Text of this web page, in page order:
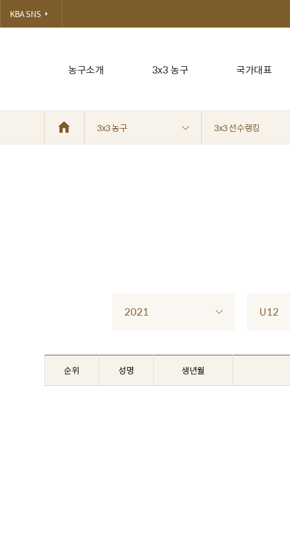
농구소개 3x3 농구 국가대표
KBA SNS
3x3 농구 3x3 선수랭킹
2021 U12
순위 성명 생년월